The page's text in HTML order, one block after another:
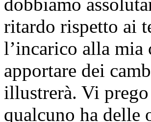
dobbiamo
ritardo rispetto ai
l’incarico alla
apportare dei
illustrerà. Vi prego
qualcuno ha delle